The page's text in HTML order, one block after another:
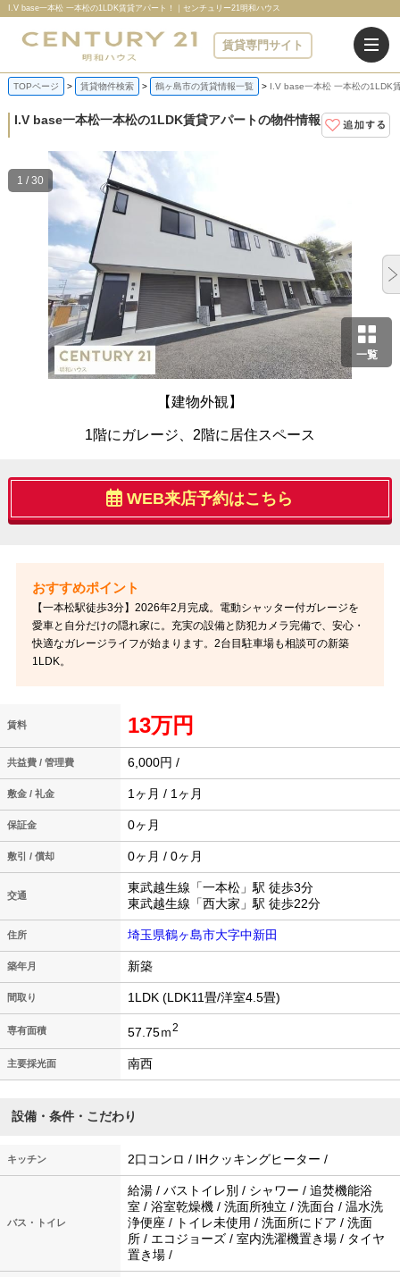
賃貸専門サイト
I.V base一本松 一本松の1LDK賃貸アパート！｜センチュリー21明和ハウス
TOPページ 賃貸物件検索 鶴ヶ島市の賃貸情報一覧 I.V base一本松 一本松の1LDK
I.V base一本松一本松の1LDK賃貸アパートの物件情報
一覧
【建物外観】
1階にガレージ、2階に居住スペース
1 / 30
WEB来店予約はこちら
【一本松駅徒歩3分】2026年2月完成。電動シャッター付ガレージを
愛車と自分だけの隠れ家に。充実の設備と防犯カメラ完備で、安心・
快適なガレージライフが始まります。2台目駐車場も相談可の新築
1LDK。
賃料 13万円
共益費 / 管理費 6,000円 /
敷金 / 礼金 1ヶ月 / 1ヶ月
保証金 0ヶ月
敷引 / 償却 0ヶ月 / 0ヶ月
交通
東武越生線「一本松」駅 徒歩3分
東武越生線「西大家」駅 徒歩22分
住所 埼玉県鶴ヶ島市大字中新田
築年月 新築
間取り 1LDK (LDK11畳/洋室4.5畳)
専有面積 57.75ｍ2
主要採光面 南西
設備・条件・こだわり
キッチン 2口コンロ / IHクッキングヒーター /
バス・トイレ
給湯 / バストイレ別 / シャワー / 追焚機能浴
室 / 浴室乾燥機 / 洗面所独立 / 洗面台 / 温水洗
浄便座 / トイレ未使用 / 洗面所にドア / 洗面
所 / エコジョーズ / 室内洗濯機置き場 / タイヤ
置き場 /